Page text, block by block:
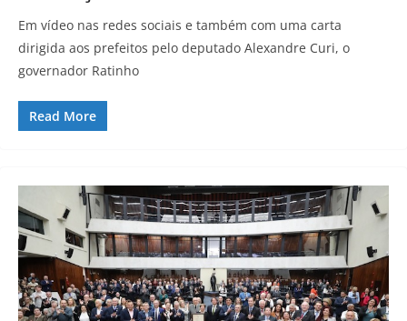
Em vídeo nas redes sociais e também com uma carta
dirigida aos prefeitos pelo deputado Alexandre Curi, o
governador Ratinho
Read More